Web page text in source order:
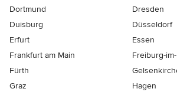
Dortmund
Dresden
Duisburg
Düsseldorf
Erfurt
Essen
Frankfurt am Main
Freiburg-
Fürth
Graz
Hagen